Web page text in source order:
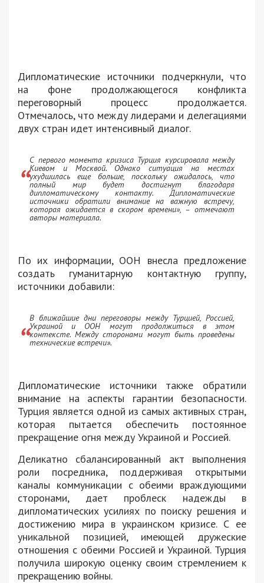
Дипломатические источники подчеркнули, что
на фоне продолжающегося конфликта
переговорный процесс продолжается.
Отмечалось, что между лидерами и делегациями
двух стран идет интенсивный диалог.
С первого момента кризиса Турция курсировала между
Киевом и Москвой. Однако ситуация на местах
ухудшилась еще больше, поскольку ожидалось, что
полный мир будет достигнут благодаря
дипломатическому контакту. Дипломатические
источники обратили внимание на важную встречу,
которая ожидается в скором времени», – отмечают
авторы материала.
По их информации, ООН внесла предложение
создать гуманитарную контактную группу,
источники добавили:
В ближайшие дни переговоры между Турцией, Россией,
Украиной и ООН могут продолжиться в этом
контексте. Между сторонами могут быть проведены
технические встречи».
Дипломатические источники также обратили
внимание на аспекты гарантии безопасности.
Турция является одной из самых активных стран,
которая пытается обеспечить постоянное
прекращение огня между Украиной и Россией.
Деликатно сбалансированный акт выполнения
роли посредника, поддерживая открытыми
каналы коммуникации с обеими враждующими
сторонами, дает проблеск надежды в
дипломатических усилиях по поиску решения и
достижению мира в украинском кризисе. С ее
уникальной позицией, имеющей дружеские
отношения с обеими Россией и Украиной. Турция
получила широкую оценку своим стремлением к
прекращению войны.